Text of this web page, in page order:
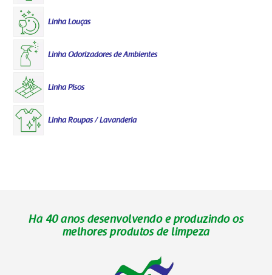
Linha Louças
Linha Odorizadores de Ambientes
Linha Pisos
Linha Roupas / Lavanderia
Há 40 anos desenvolvendo e produzindo os
melhores produtos de limpeza